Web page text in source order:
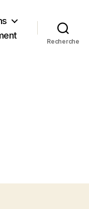
Recherche